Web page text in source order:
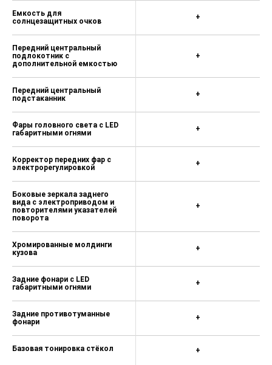
Емкость для
солнцезащитных очков
Передний центральный
подлокотник с
дополнительной емкостью
Передний центральный
подстаканник
Фары головного света с LED
габаритными огнями
Корректор передних фар с
электрорегулировкой
Боковые зеркала заднего
вида с электроприводом и
повторителями указателей
поворота
Хромированные молдинги
кузова
Задние фонари с LED
габаритными огнями
Задние противотуманные
фонари
Базовая тонировка стёкол
+
+
+
+
+
+
+
+
+
+